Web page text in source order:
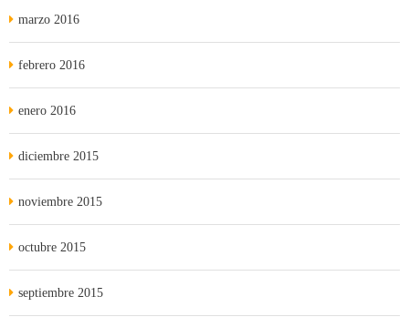
marzo 2016
febrero 2016
enero 2016
diciembre 2015
noviembre 2015
octubre 2015
septiembre 2015